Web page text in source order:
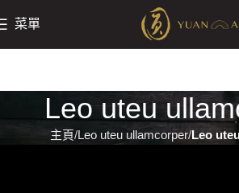
菜單
Leo uteu
主頁 Leo uteu ullamcorper Leo